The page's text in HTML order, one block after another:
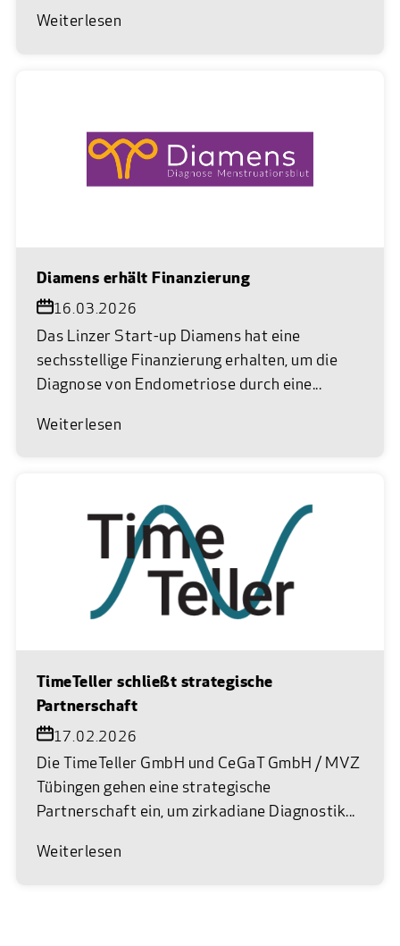
Weiterlesen
Diamens erhält Finanzierung
16.03.2026
Das Linzer Start-up Diamens hat eine
sechsstellige Finanzierung erhalten, um die
Diagnose von Endometriose durch eine...
Weiterlesen
TimeTeller schließt strategische
Partnerschaft
17.02.2026
Die TimeTeller GmbH und CeGaT GmbH / MVZ
Tübingen gehen eine strategische
Partnerschaft ein, um zirkadiane Diagnostik...
Weiterlesen